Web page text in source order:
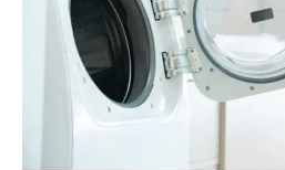
さしい洗い方です。
従来の縦型洗濯機と比べて、ド
さしく扱い、摩擦によるダメー
ドラム式洗濯機では、衣類がド